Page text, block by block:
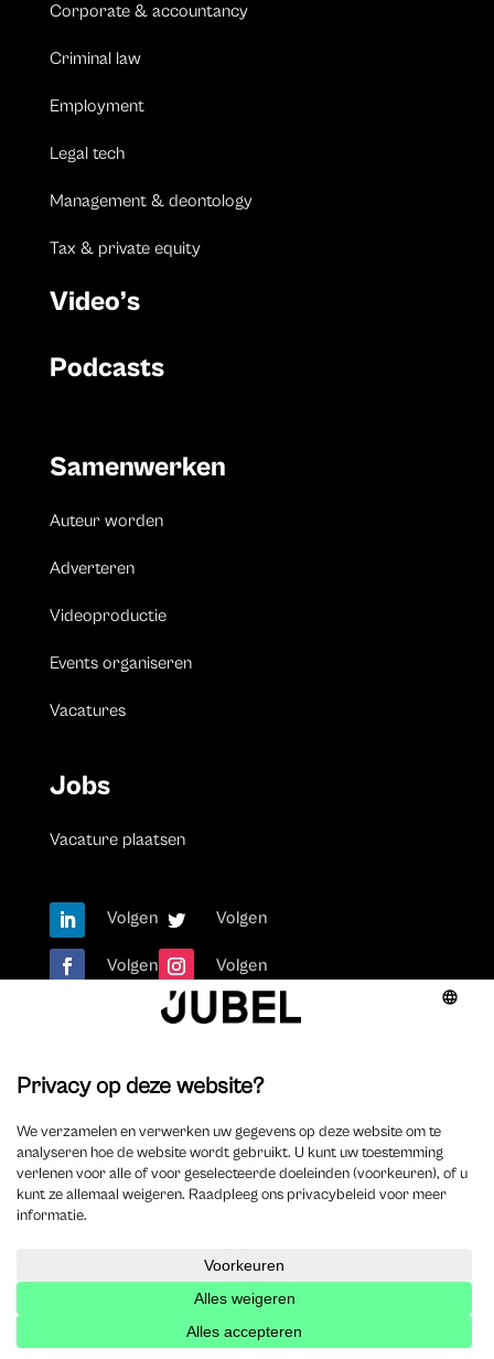
Corporate & accountancy
Criminal law
Employment
Legal tech
Management & deontology
Tax & private equity
Video’s
Podcasts
Samenwerken
Auteur worden
Adverteren
Videoproductie
Events organiseren
Vacatures
Jobs
Vacature plaatsen
Volgen Volgen
Volgen Volgen
Over ons
Onze missie
Redactieraad
Jubel